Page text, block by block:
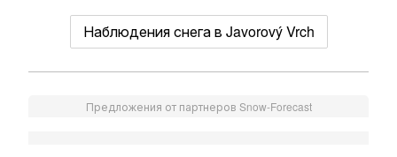
Наблюдения снега в Javorový Vrch
Предложения от партнеров Snow-Forecast